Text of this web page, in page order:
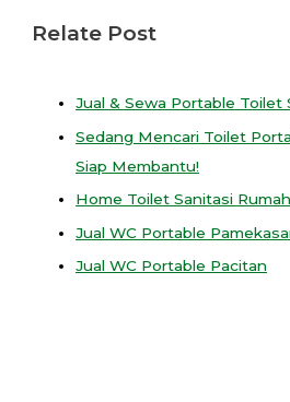
Relate Post
Jual & Sewa Portable Toilet
Sedang Mencari Toilet
Siap Membantu!
Home Toilet Sanitasi
Jual WC Portable
Jual WC Portable Pacitan